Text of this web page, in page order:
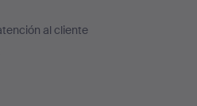
al cliente